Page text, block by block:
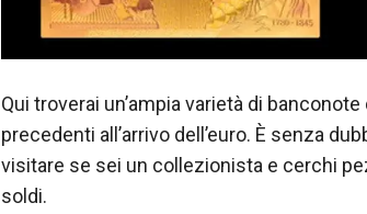
Qui troverai un’ampia varietà di
precedenti all’arrivo dell’euro. È senza
visitare se sei un collezionista e cerchi
soldi.